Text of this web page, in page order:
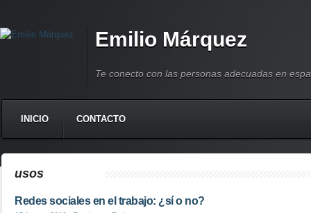
Emilio Márquez
Te conecto con las personas adecuadas en
INICIO CONTACTO
usos
Redes sociales en el trabajo: ¿sí o no?